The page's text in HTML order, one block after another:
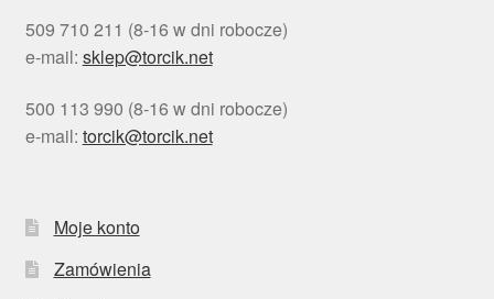
509 710 211 (8-16 w dni robocze)
e-mail: sklep@torcik.net
500 113 990 (8-16 w dni robocze)
e-mail: torcik@torcik.net
Moje konto
Zamówienia